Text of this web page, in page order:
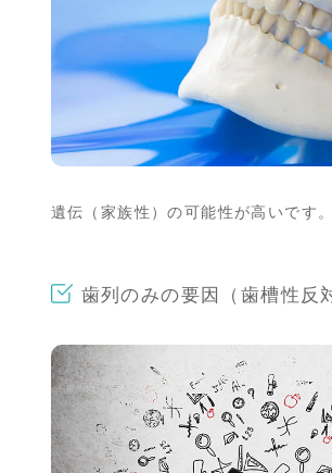
遺伝（家族性）の可能性が高いです。
歯列のみの要因（歯槽性反